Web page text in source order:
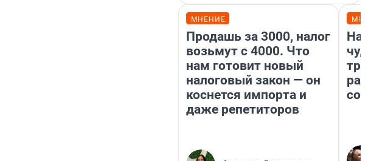
МНЕНИЕ
Продашь за 3000, налог
возьмут с 4000. Что
нам готовит новый
налоговый закон — он
коснется импорта и
даже репетиторов